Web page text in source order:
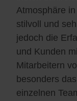
Atmosphäre
stilvoll und
jedoch die
und Kunden
Mitarbeitern
besonders
einzelnen